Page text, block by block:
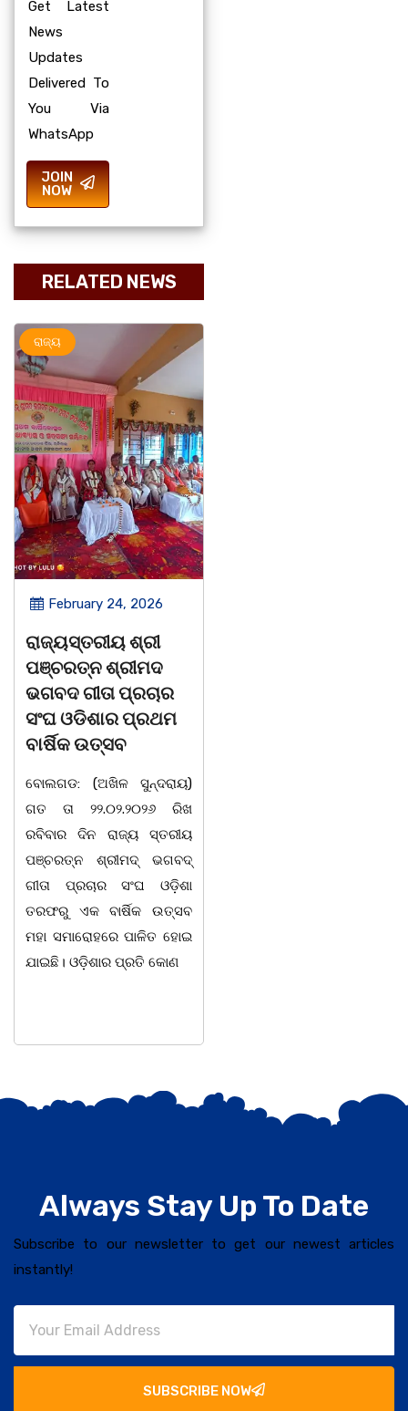
Get Latest
News
Updates
Delivered To
You Via
WhatsApp
JOIN
NOW
RELATED NEWS
ରାଜ୍ୟ
February 24, 2026
ରାଜ୍ୟସ୍ତରୀୟ ଶ୍ରୀ
ପଞ୍ଚରତ୍ନ ଶ୍ରୀମଦ
ଭଗବଦ ଗୀତା ପ୍ରଚାର
ସଂଘ ଓଡିଶାର ପ୍ରଥମ
ବାର୍ଷିକ ଉତ୍ସବ
ବୋଲଗଡ: (ଅଖିଳ ସୁନ୍ଦରାୟ)
ଗତ ତା ୨୨.୦୨.୨୦୨୬ ରିଖ
ରବିବାର ଦିନ ରାଜ୍ୟ ସ୍ତରୀୟ
ପଞ୍ଚରତ୍ନ ଶ୍ରୀମଦ୍ ଭଗବଦ୍
ଗୀତା ପ୍ରଚାର ସଂଘ ଓଡ଼ିଶା
ତରଫରୁ ଏକ ବାର୍ଷିକ ଉତ୍ସବ
ମହା ସମାରୋହରେ ପାଳିତ ହୋଇ
ଯାଇଛି। ଓଡ଼ିଶାର ପ୍ରତି କୋଣ
Always Stay Up To Date
Subscribe to our newsletter to get our newest articles
instantly!
SUBSCRIBE NOW